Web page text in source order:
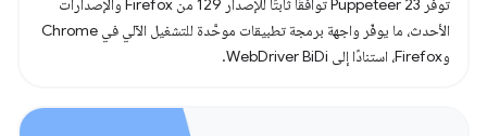
توفِّر Puppeteer 23 توافقًا ثابتًا للإصدار 129 من Firefox والإصدارات
الأحدث، ما يوفّر واجهة برمجة تطبيقات موحَّدة للتشغيل الآلي في Chrome
وFirefox، استنادًا إلى WebDriver BiDi.